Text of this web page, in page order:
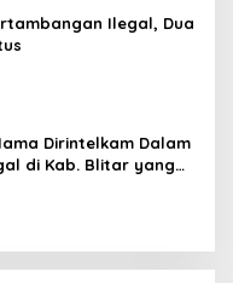
Ilegal, Dua
Dirintelkam Dalam
di Kab. Blitar yang